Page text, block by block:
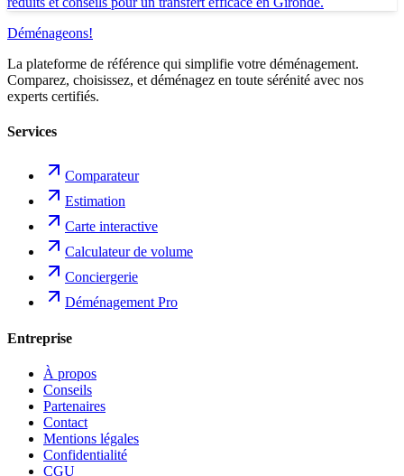
Déménageons!
La plateforme de référence qui simplifie votre déménagement.
Comparez, choisissez, et déménagez en toute sérénité avec nos
experts certifiés.
Services
Comparateur
Estimation
Carte interactive
Calculateur de volume
Conciergerie
Déménagement Pro
Entreprise
À propos
Conseils
Partenaires
Contact
Mentions légales
Confidentialité
CGU